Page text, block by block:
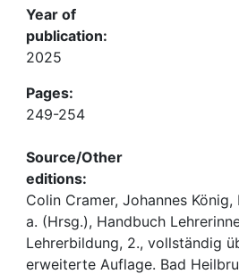
Year of
publication:
2025
Pages:
249-254
Source/Other
editions:
Colin Cramer, Johannes
a. (Hrsg.), Handbuch
Lehrerbildung, 2., vollständig
erweiterte Auflage. Bad